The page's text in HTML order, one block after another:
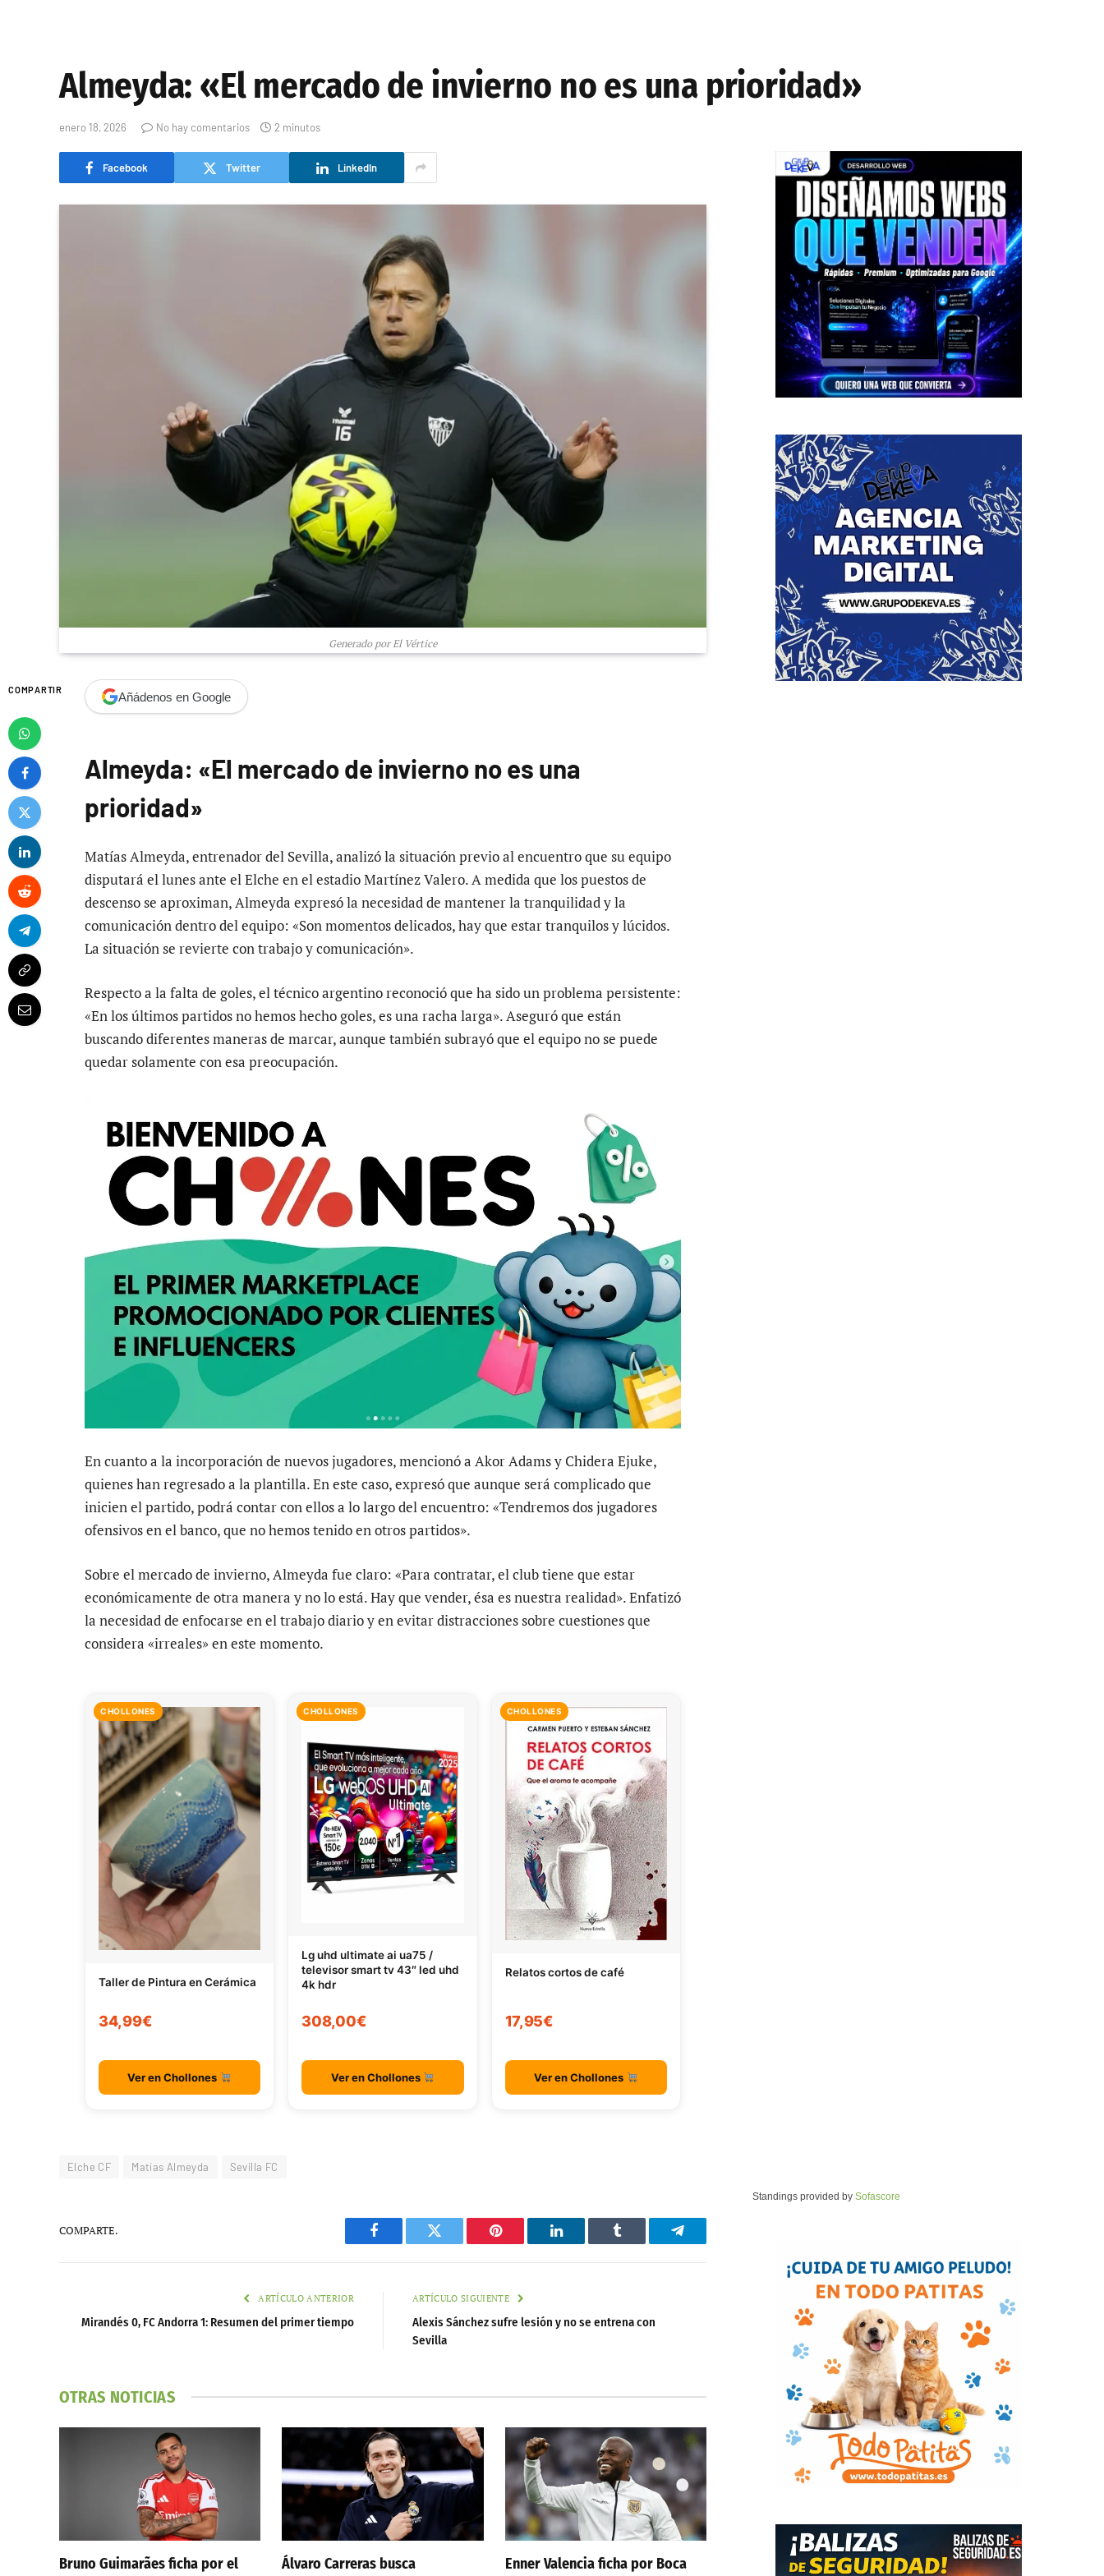
Almeyda: «El mercado de invierno no es una prioridad»
enero 18, 2026 No hay comentarios 2 minutos
Facebook Twitter LinkedIn
Generado por El Vértice
COMPARTIR Añádenos en Google
Almeyda: «El mercado de invierno no es una
prioridad»
Matías Almeyda, entrenador del Sevilla, analizó la situación previo al encuentro que su equipo
disputará el lunes ante el Elche en el estadio Martínez Valero. A medida que los puestos de
descenso se aproximan, Almeyda expresó la necesidad de mantener la tranquilidad y la
comunicación dentro del equipo: «Son momentos delicados, hay que estar tranquilos y lúcidos.
La situación se revierte con trabajo y comunicación».
Respecto a la falta de goles, el técnico argentino reconoció que ha sido un problema persistente:
«En los últimos partidos no hemos hecho goles, es una racha larga». Aseguró que están
buscando diferentes maneras de marcar, aunque también subrayó que el equipo no se puede
quedar solamente con esa preocupación.
En cuanto a la incorporación de nuevos jugadores, mencionó a Akor Adams y Chidera Ejuke,
quienes han regresado a la plantilla. En este caso, expresó que aunque será complicado que
inicien el partido, podrá contar con ellos a lo largo del encuentro: «Tendremos dos jugadores
ofensivos en el banco, que no hemos tenido en otros partidos».
Sobre el mercado de invierno, Almeyda fue claro: «Para contratar, el club tiene que estar
económicamente de otra manera y no lo está. Hay que vender, ésa es nuestra realidad». Enfatizó
la necesidad de enfocarse en el trabajo diario y en evitar distracciones sobre cuestiones que
considera «irreales» en este momento.
CHOLLONES
Taller de Pintura en Cerámica
34,99€
Ver en Chollones
CHOLLONES
Lg uhd ultimate ai ua75 /
televisor smart tv 43″ led uhd
4k hdr
308,00€
Ver en Chollones
CHOLLONES
Relatos cortos de café
17,95€
Ver en Chollones
Elche CF Matías Almeyda Sevilla FC
COMPARTE.
Facebook Twitter Pinterest LinkedIn Tumblr Telegram
ARTÍCULO ANTERIOR
Mirandés 0, FC Andorra 1: Resumen del primer tiempo
ARTÍCULO SIGUIENTE
Alexis Sánchez sufre lesión y no se entrena con
Sevilla
OTRAS NOTICIAS
Bruno Guimarães ficha por el
Álvaro Carreras busca
Enner Valencia ficha por Boca
Standings provided by Sofascore